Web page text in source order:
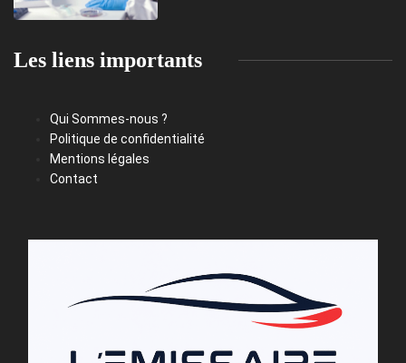
Les liens importants
Qui Sommes-nous ?
Politique de confidentialité
Mentions légales
Contact